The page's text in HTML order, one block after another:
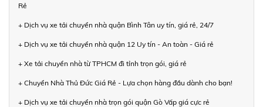
Rẻ
+ Dịch vụ xe tải chuyển nhà quận Bình Tân uy tín, giá rẻ, 24/7
+ Dịch vụ xe tải chuyển nhà quận 12 Uy tín - An toàn - Giá rẻ
+ Xe tải chuyển nhà từ TPHCM đi tỉnh trọn gói, giá rẻ
+ Chuyển Nhà Thủ Đức Giá Rẻ - Lựa chọn hàng đầu dành cho bạn!
+ Dịch vụ xe tải chuyển nhà trọn gói quận Gò Vấp giá cực rẻ